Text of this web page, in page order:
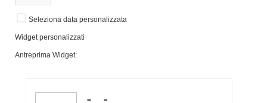
Seleziona data personalizzata
Widget personalizzati
Antreprima Widget: